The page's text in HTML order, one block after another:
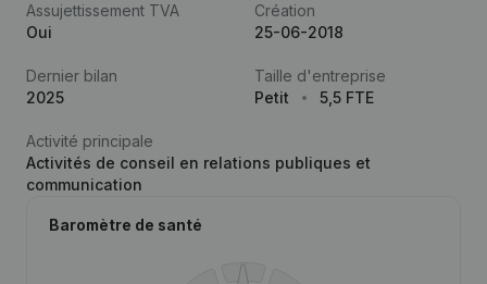
Assujettissement TVA
Oui
Création
25-06-2018
Dernier bilan
2025
Taille d'entreprise
Petit
5,5 FTE
Activité principale
Activités de conseil en relations publiques et
communication
Baromètre de santé